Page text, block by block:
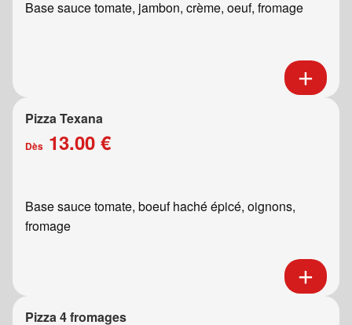
Base sauce tomate, jambon, crème, oeuf, fromage
Pizza Texana
Dès 13.00 €
Base sauce tomate, boeuf haché épicé, oignons,
fromage
Pizza 4 fromages